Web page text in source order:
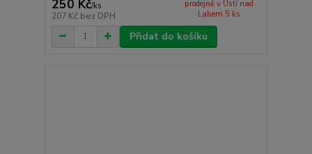
250 Kč/ks
207 Kč bez DPH
prodejně v Ústí nad
Labem 5 ks
Přidat do košíku